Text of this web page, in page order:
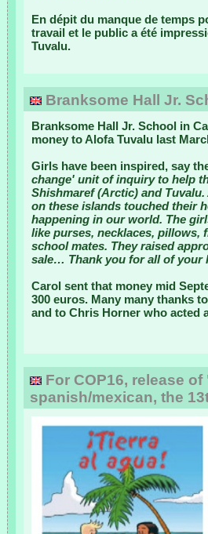
En dépit du manque de temps
travail et le public a été
Tuvalu.
Branksome Hall Jr.
Branksome Hall Jr. School in
money to Alofa Tuvalu last
Girls have been inspired, say
change' unit of inquiry to help
Shishmaref (Arctic) and
on these islands touched their
happening in our world. The
like purses, necklaces, pillows,
school mates. They raised
sale… Thank you for all of your
Carol sent that money mid
300 euros. Many many thanks
and to Chris Horner who acted
For COP16, release
spanish/mexican, the